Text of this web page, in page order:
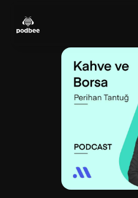
menu